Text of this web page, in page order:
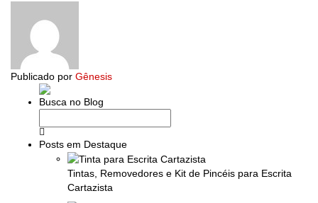
Publicado por Gênesis
Busca no Blog
Posts em Destaque
Tintas, Removedores e Kit de Pincéis para Escrita
Cartazista